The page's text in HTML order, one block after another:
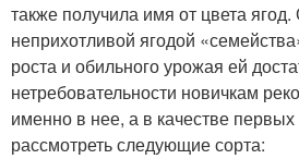
также получила имя от цвета
неприхотливой ягодой
роста и обильного урожая ей
нетребовательности новичкам
именно в нее, а в качестве первых
рассмотреть следующие сорта: